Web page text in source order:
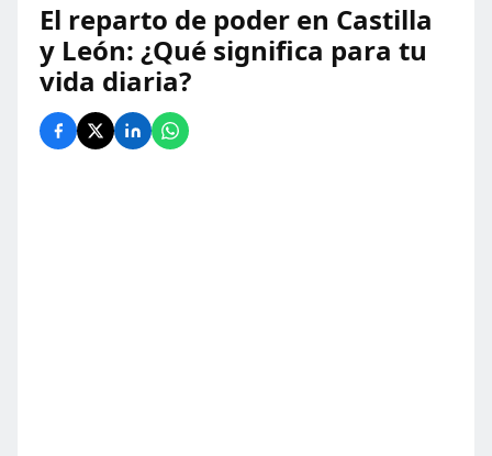
El reparto de poder en Castilla
y León: ¿Qué significa para tu
vida diaria?